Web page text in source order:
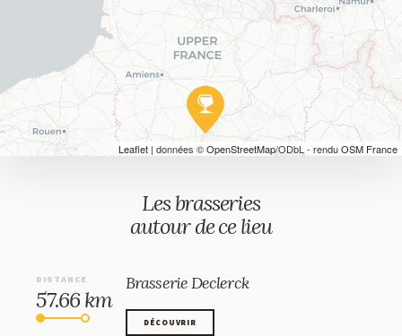
Leaflet | données ©OpenStreetMap/ODbL - renduOSM France
Les brasseries
autour de ce lieu
DISTANCE
57.66 km
Brasserie Declerck
DÉCOUVRIR